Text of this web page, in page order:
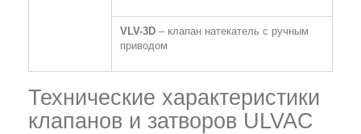
VLV-3D – клапан натекатель с ручным
приводом
Технические характеристики
клапанов и затворов ULVAC